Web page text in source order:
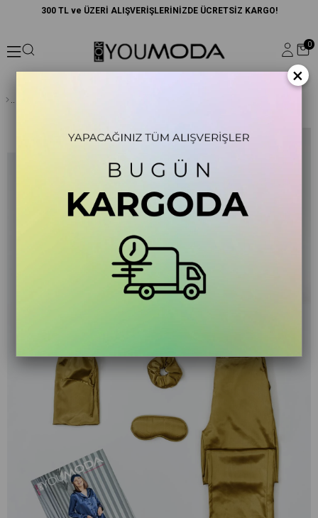
300 TL ve ÜZERİ ALIŞVERİŞLERİNİZDE ÜCRETSİZ KARGO!
0
×